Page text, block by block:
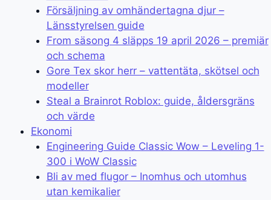
Försäljning av omhändertagna djur –
Länsstyrelsen guide
From säsong 4 släpps 19 april 2026 – premiär
och schema
Gore Tex skor herr – vattentäta, skötsel och
modeller
Steal a Brainrot Roblox: guide, åldersgräns
och värde
Ekonomi
Engineering Guide Classic Wow – Leveling 1-
300 i WoW Classic
Bli av med flugor – Inomhus och utomhus
utan kemikalier